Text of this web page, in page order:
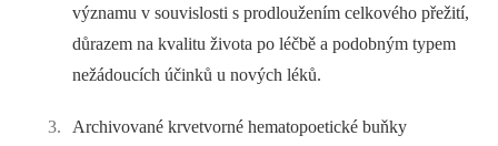
významu v souvislosti s prodloužením celkového přežití,
důrazem na kvalitu života po léčbě a podobným typem
nežádoucích účinků u nových léků.
Archivované krvetvorné hematopoetické buňky